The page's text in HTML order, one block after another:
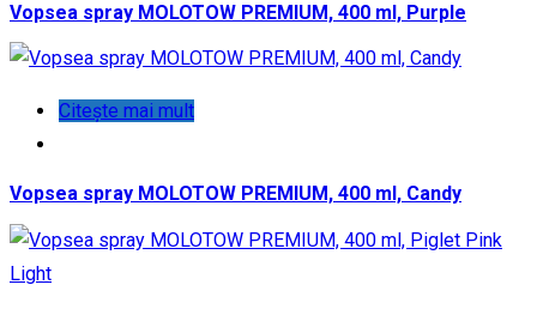
Vopsea spray MOLOTOW PREMIUM, 400 ml, Purple
Citește mai mult
Vopsea spray MOLOTOW PREMIUM, 400 ml, Candy